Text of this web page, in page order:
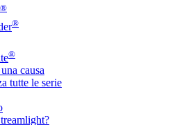
®
®
®
causa
tutte le serie